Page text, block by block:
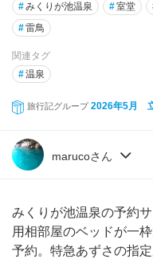
#みくりが池温泉 #室堂
#雷鳥
関連タグ
#温泉
旅行記グループ 2026年5月
marucoさん
みくりが池温泉の予約
用相部屋のベッドが一
予約。特急あずさの指